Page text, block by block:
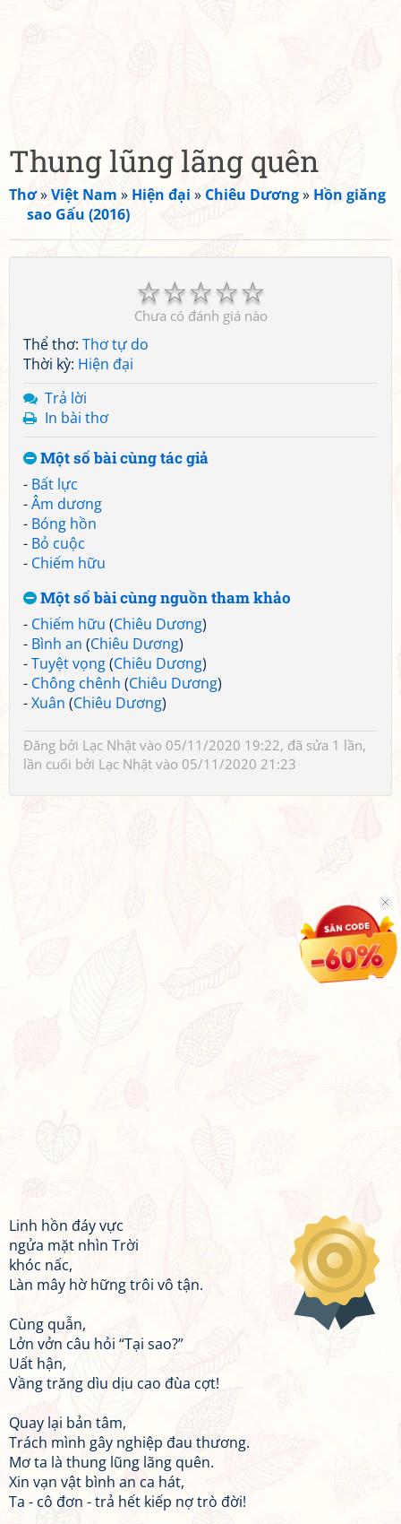
Thung lũng lãng quên
Thơ»Việt Nam » Hiện đại » Chiêu Dương» Hồn giăng
sao Gấu (2016)
☆
☆
☆
☆
☆
Chưa có đánh giá nào
Thể thơ: Thơ tự do
Thời kỳ: Hiện đại
Trả lời
In bài thơ
Một số bài cùng tác giả
- Bất lực
-Âm dương
- Bóng hồn
- Bỏ cuộc
- Chiếm hữu
Một số bài cùng nguồn tham khảo
- Chiếm hữu (Chiêu Dương)
- Bình an (Chiêu Dương)
-Tuyệt vọng(Chiêu Dương)
- Chông chênh (Chiêu Dương)
-Xuân (Chiêu Dương)
Đăng bởi Lạc Nhật vào 05/11/2020 19:22, đã sửa 1 lần,
lần cuối bởi Lạc Nhật vào 05/11/2020 21:23
Linh hồn đáy vực
ngửa mặt nhìn Trời
khóc nấc,
Làn mây hờ hững trôi vô tận.
Cùng quẫn,
Lởn vởn câu hỏi “Tại sao?”
Uất hận,
Vầng trăng dìu dịu cao đùa cợt!
Quay lại bản tâm,
Trách mình gây nghiệp đau thương.
Mơ ta là thung lũng lãng quên.
Xin vạn vật bình an ca hát,
Ta - cô đơn - trả hết kiếp nợ trò đời!